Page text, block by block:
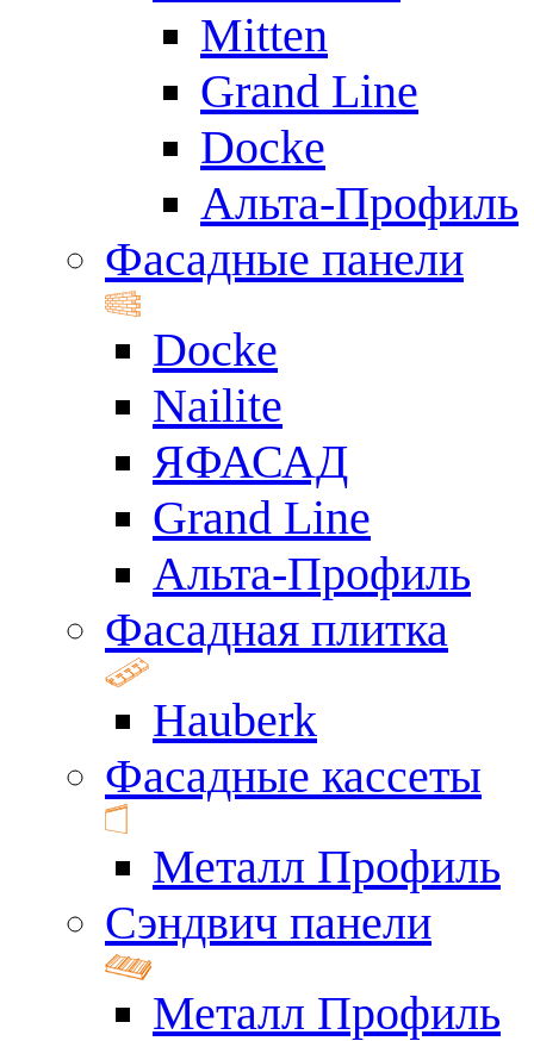
Mitten
Grand Line
Docke
Альта-Профиль
Фасадные панели
Docke
Nailite
ЯФАСАД
Grand Line
Альта-Профиль
Фасадная плитка
Hauberk
Фасадные кассеты
Металл Профиль
Сэндвич панели
Металл Профиль